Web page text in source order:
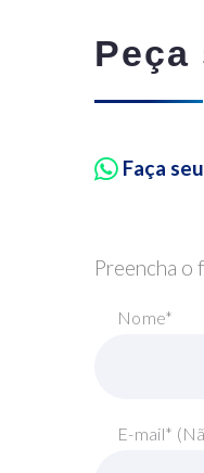
Faça
Preencha o
Nome*
E-mail*